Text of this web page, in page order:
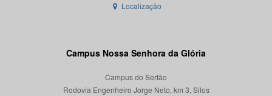
Localização
Campus Nossa Senhora da Glória
Campus do Sertão
Rodovia Engenheiro Jorge Neto, km 3, Silos